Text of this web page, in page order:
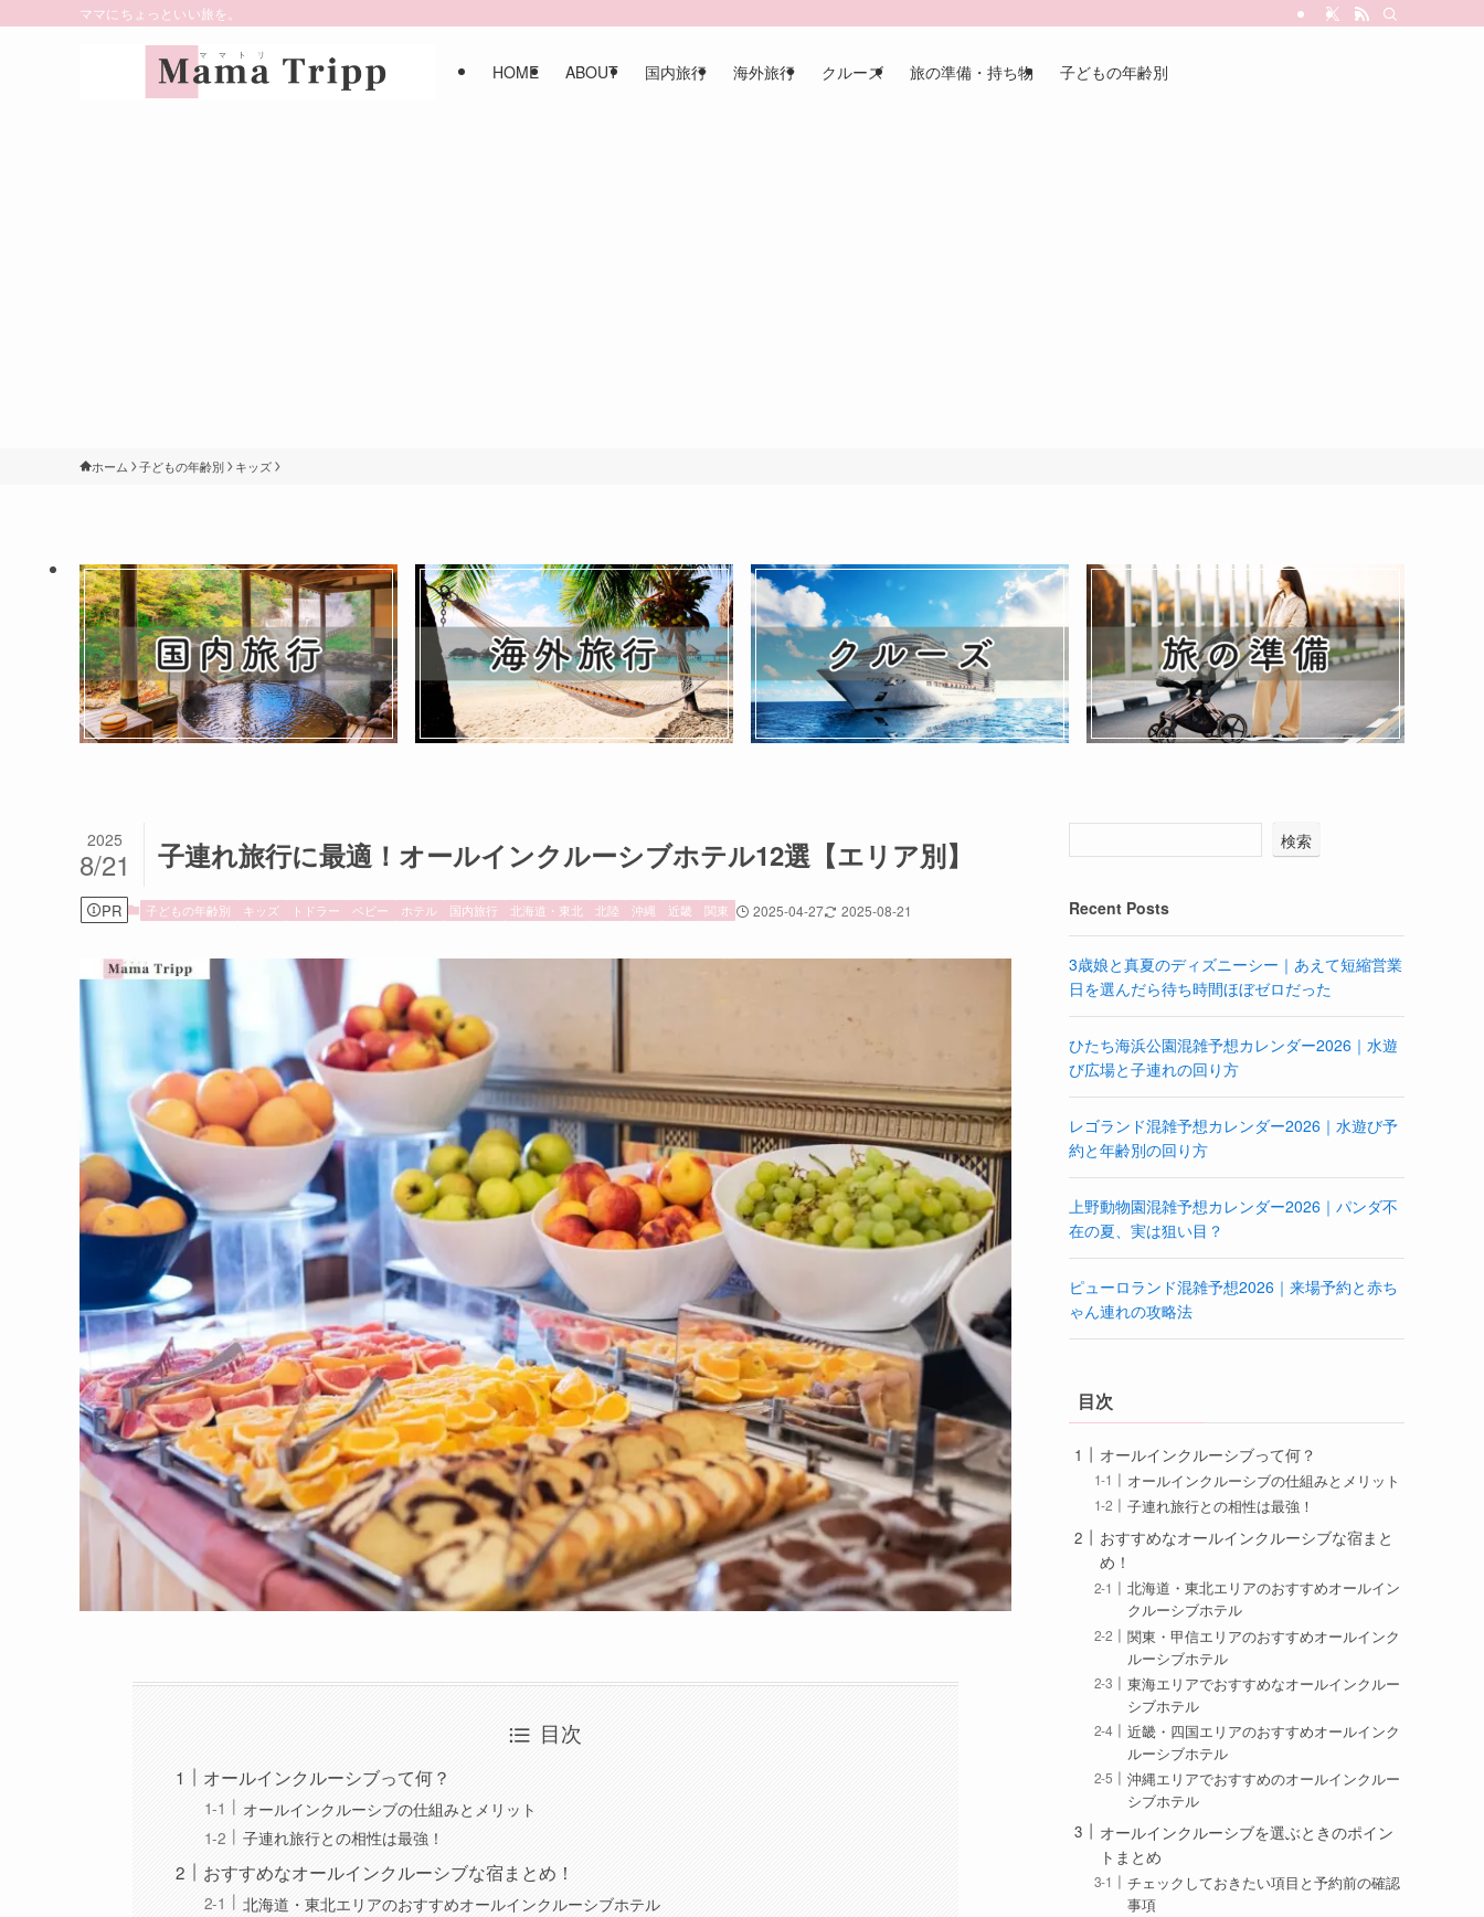
ママにちょっといい旅を。
HOME ABOUT 国内旅行 海外旅行 クルーズ 旅の準備・持ち物 子どもの年齢別
ホーム 子どもの年齢別 キッズ
子連れ旅行に最適！オールインクルーシブホテル12選【エリア別】
2025
8/21
PR 子どもの年齢別 キッズ トドラー ベビー ホテル 国内旅行 北海道・東北 北陸 沖縄 近畿 関東 2025-04-27 2025-08-21
目次
オールインクルーシブって何？
オールインクルーシブの仕組みとメリット
子連れ旅行との相性は最強！
おすすめなオールインクルーシブな宿まとめ！
北海道・東北エリアのおすすめオールインクルーシブホテル
検索
Recent Posts
3歳娘と真夏のディズニーシー｜あえて短縮営業
日を選んだら待ち時間ほぼゼロだった
ひたち海浜公園混雑予想カレンダー2026｜水遊
び広場と子連れの回り方
レゴランド混雑予想カレンダー2026｜水遊び予
約と年齢別の回り方
上野動物園混雑予想カレンダー2026｜パンダ不
在の夏、実は狙い目？
ピューロランド混雑予想2026｜来場予約と赤ち
ゃん連れの攻略法
目次
オールインクルーシブって何？
オールインクルーシブの仕組みとメリット
子連れ旅行との相性は最強！
おすすめなオールインクルーシブな宿まと
め！
北海道・東北エリアのおすすめオールイン
クルーシブホテル
関東・甲信エリアのおすすめオールインク
ルーシブホテル
東海エリアでおすすめなオールインクルー
シブホテル
近畿・四国エリアのおすすめオールインク
ルーシブホテル
沖縄エリアでおすすめのオールインクルー
シブホテル
オールインクルーシブを選ぶときのポイン
トまとめ
チェックしておきたい項目と予約前の確認
事項